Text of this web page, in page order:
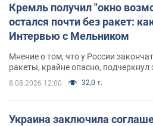
Кремль получил "окно
остался почти без ракет:
Интервью с Мельником
Мнение о том, что у России
ракеты, крайне опасно, подчеркнул
8.08.2026 12:00 32,0 т.
Украина заключила